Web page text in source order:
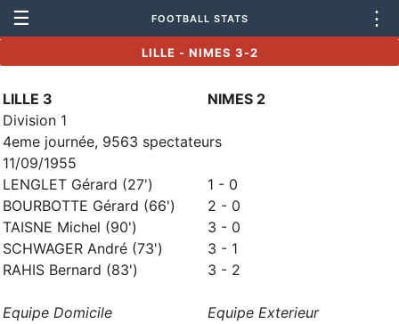
☰ FOOTBALL STATS ⋮
LILLE - NIMES 3-2
LILLE 3
NIMES 2
Division 1
4eme journée, 9563 spectateurs
11/09/1955
LENGLET Gérard (27')
1 - 0
BOURBOTTE Gérard (66')
2 - 0
TAISNE Michel (90')
3 - 0
SCHWAGER André (73')
3 - 1
RAHIS Bernard (83')
3 - 2
Equipe Domicile
Equipe Exterieur